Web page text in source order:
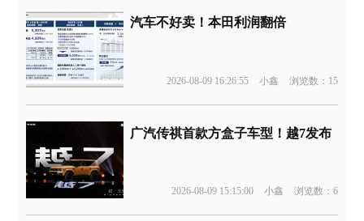
汽车不好卖！本田利润翻倍
2026-08-09 16:26:55 小鑫 浏览数：15
广汽传祺首款方盒子车型！越7发布
2026-08-09 15:15:00 小鑫 浏览数：6